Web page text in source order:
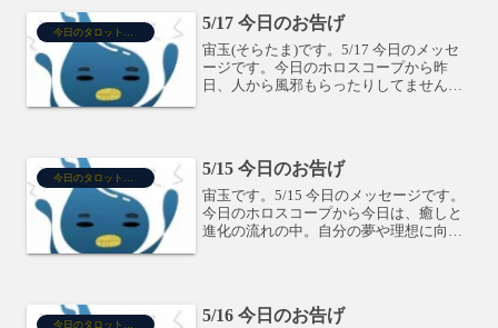
5/17 今日のお告げ
宙玉(そらたま)です。5/17 今日のメッセ
ージです。今日のホロスコープから昨
日、人から風邪もらったりしてません？
ッツが必要にな...
今日のタロット占い 5/15 今日のお告げ
宙玉です。5/15 今日のメッセージです。
今日のホロスコープから今日は、癒しと
進化の流れの中。自分の夢や理想に向き
キセキだ。牡牛座…...
5/16 今日のお告げ